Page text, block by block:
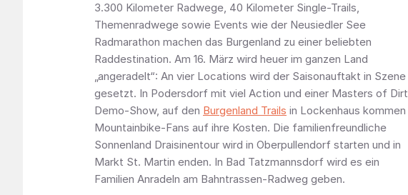
3.300 Kilometer Radwege, 40 Kilometer Single-Trails,
Themenradwege sowie Events wie der Neusiedler See
Radmarathon machen das Burgenland zu einer beliebten
Raddestination. Am 16. März wird heuer im ganzen Land
„angeradelt“: An vier Locations wird der Saisonauftakt in Szene
gesetzt. In Podersdorf mit viel Action und einer Masters of Dirt
Demo-Show, auf den Burgenland Trails in Lockenhaus kommen
Mountainbike-Fans auf ihre Kosten. Die familienfreundliche
Sonnenland Draisinentour wird in Oberpullendorf starten und in
Markt St. Martin enden. In Bad Tatzmannsdorf wird es ein
Familien Anradeln am Bahntrassen-Radweg geben.